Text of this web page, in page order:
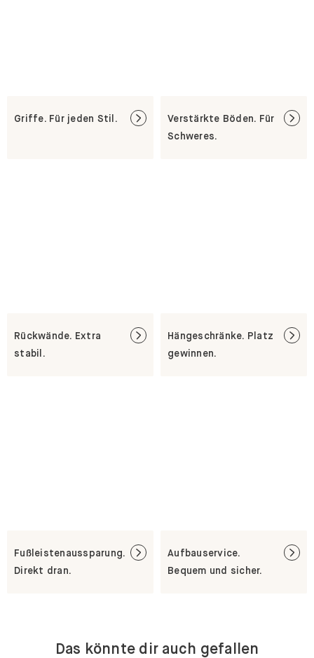
Griffe. Für jeden Stil.
Verstärkte Böden. Für
Schweres.
Rückwände. Extra
stabil.
Hängeschränke. Platz
gewinnen.
Fußleistenaussparung.
Direkt dran.
Aufbauservice.
Bequem und sicher.
Das könnte dir auch gefallen